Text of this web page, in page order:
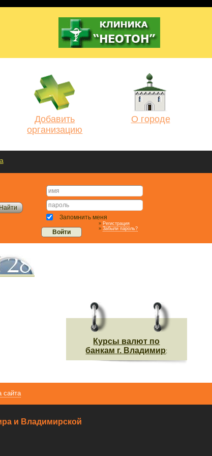
Добавить
организацию
О городе
Запомнить меня
» Регистрация
» Забыли пароль?
Курсы валют по
банкам г. Владимир:
сайта
и Владимирской